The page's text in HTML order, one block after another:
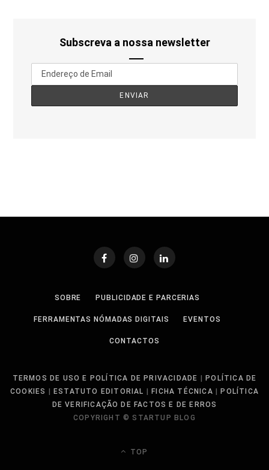
Subscreva a nossa newsletter
SOBRE PUBLICIDADE E PARCERIAS
FERRAMENTAS NÓMADAS DIGITAIS EVENTOS
CONTACTOS
TERMOS DE USO E POLÍTICA DE PRIVACIDADE |POLÍTICA DE
COOKIES | ESTATUTO EDITORIAL |FICHA TÉCNICA |POLÍTICA
DE VERIFICAÇÃO DE FACTOS E DE ERROS
COPYRIGHT © STARTUP BLOG
TOP